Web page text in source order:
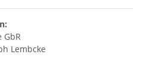
GbR
Lembcke